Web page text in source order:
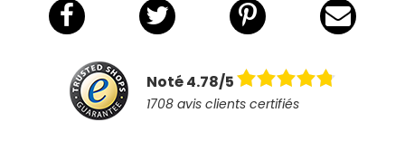
Noté 4.78/5
1708 avis clients certifiés